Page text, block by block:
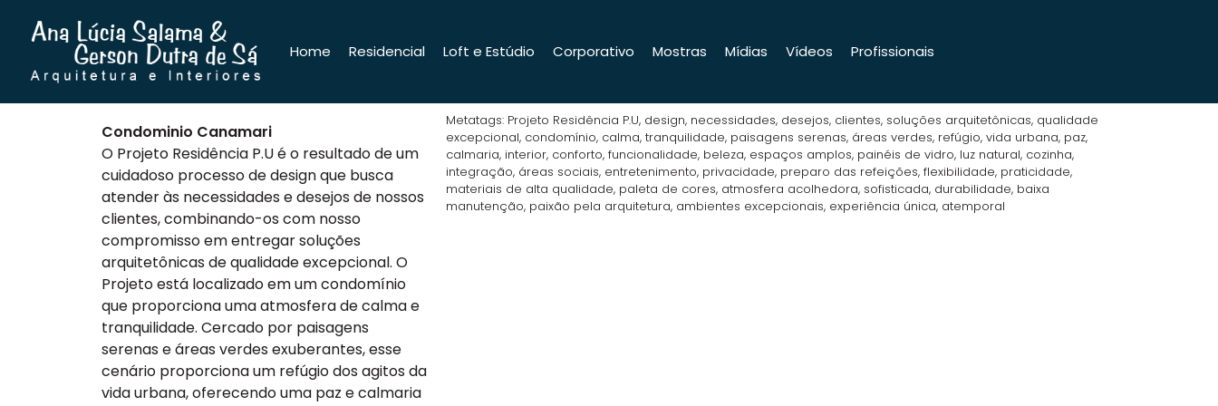
Home Residencial Loft e Estúdio Corporativo Mostras Mídias Vídeos Profissionais
Condominio Canamari
O Projeto Residência P.U é o resultado de um
cuidadoso processo de design que busca
atender às necessidades e desejos de nossos
clientes, combinando-os com nosso
compromisso em entregar soluções
arquitetônicas de qualidade excepcional. O
Projeto está localizado em um condomínio
que proporciona uma atmosfera de calma e
tranquilidade. Cercado por paisagens
serenas e áreas verdes exuberantes, esse
cenário proporciona um refúgio dos agitos da
vida urbana, oferecendo uma paz e calmaria
Metatags: Projeto Residência P.U, design, necessidades, desejos, clientes, soluções arquitetônicas, qualidade
excepcional, condomínio, calma, tranquilidade, paisagens serenas, áreas verdes, refúgio, vida urbana, paz,
calmaria, interior, conforto, funcionalidade, beleza, espaços amplos, painéis de vidro, luz natural, cozinha,
integração, áreas sociais, entretenimento, privacidade, preparo das refeições, flexibilidade, praticidade,
materiais de alta qualidade, paleta de cores, atmosfera acolhedora, sofisticada, durabilidade, baixa
manutenção, paixão pela arquitetura, ambientes excepcionais, experiência única, atemporal